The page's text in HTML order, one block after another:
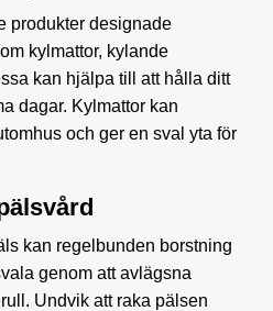
produkter designade
kylmattor, kylande
kan hjälpa till att hålla ditt
dagar. Kylmattor kan
och ger en sval yta för
kan regelbunden borstning
genom att avlägsna
Undvik att raka pälsen